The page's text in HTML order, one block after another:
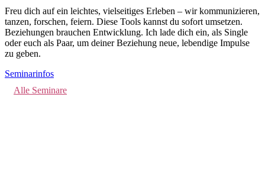
Freu dich auf ein leichtes, vielseitiges Erleben – wir kommunizieren,
tanzen, forschen, feiern. Diese Tools kannst du sofort umsetzen.
Beziehungen brauchen Entwicklung. Ich lade dich ein, als Single
oder euch als Paar, um deiner Beziehung neue, lebendige Impulse
zu geben.
Seminarinfos
Alle Seminare